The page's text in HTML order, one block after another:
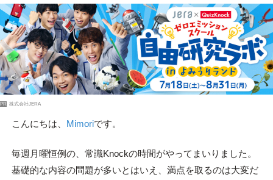
PR 株式会社JERA
こんにちは、 Mimoriです。
毎週月曜恒例の、常識Knockの時間がやってまいりました。
基礎的な内容の問題が多いとはいえ、満点を取るのは大変だ